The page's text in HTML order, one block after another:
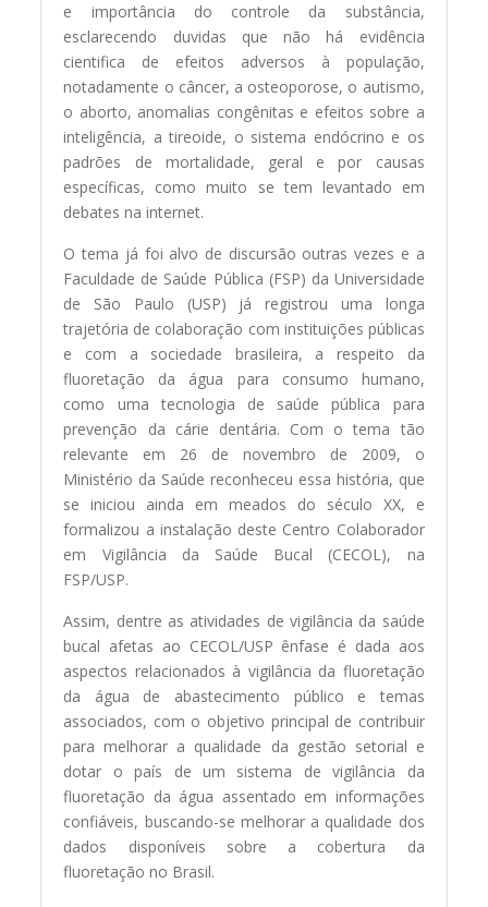
e importância do controle da substância,
esclarecendo duvidas que não há evidência
cientifica de efeitos adversos à população,
notadamente o câncer, a osteoporose, o autismo,
o aborto, anomalias congênitas e efeitos sobre a
inteligência, a tireoide, o sistema endócrino e os
padrões de mortalidade, geral e por causas
específicas, como muito se tem levantado em
debates na internet.
O tema já foi alvo de discursão outras vezes e a
Faculdade de Saúde Pública (FSP) da Universidade
de São Paulo (USP) já registrou uma longa
trajetória de colaboração com instituições públicas
e com a sociedade brasileira, a respeito da
fluoretação da água para consumo humano,
como uma tecnologia de saúde pública para
prevenção da cárie dentária. Com o tema tão
relevante em 26 de novembro de 2009, o
Ministério da Saúde reconheceu essa história, que
se iniciou ainda em meados do século XX, e
formalizou a instalação deste Centro Colaborador
em Vigilância da Saúde Bucal (CECOL), na
FSP/USP.
Assim, dentre as atividades de vigilância da saúde
bucal afetas ao CECOL/USP ênfase é dada aos
aspectos relacionados à vigilância da fluoretação
da água de abastecimento público e temas
associados, com o objetivo principal de contribuir
para melhorar a qualidade da gestão setorial e
dotar o país de um sistema de vigilância da
fluoretação da água assentado em informações
confiáveis, buscando-se melhorar a qualidade dos
dados disponíveis sobre a cobertura da
fluoretação no Brasil.